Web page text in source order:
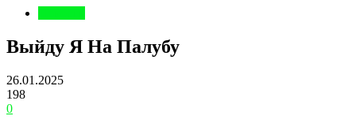
Выйду Я На Палубу
26.01.2025
198
0